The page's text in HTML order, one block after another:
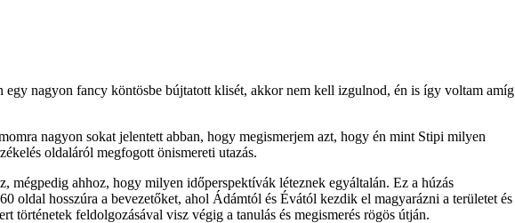
nagyon fancy köntösbe bújtatott klisét, akkor nem kell izgulnod, én is így voltam
nagyon sokat jelentett abban, hogy megismerjem azt, hogy én mint Stipi milyen
oldaláról megfogott önismereti utazás.
mégpedig ahhoz, hogy milyen időperspektívák léteznek egyáltalán. Ez a húzás
oldal hosszúra a bevezetőket, ahol Ádámtól és Évától kezdik el magyarázni a területet és
történetek feldolgozásával visz végig a tanulás és megismerés rögös útján.